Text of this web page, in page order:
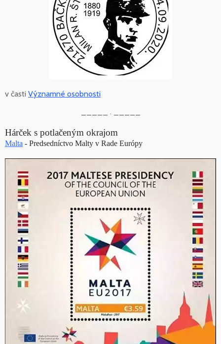
v časti Významné osobnosti
_____ . _____
Hárček s potlačeným okrajom
Malta - Predsedníctvo Malty v Rade Európy